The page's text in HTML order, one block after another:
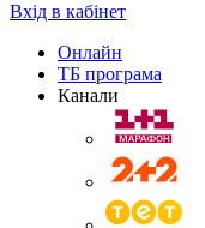
Вхід в кабінет
Онлайн
ТБ програма
Канали